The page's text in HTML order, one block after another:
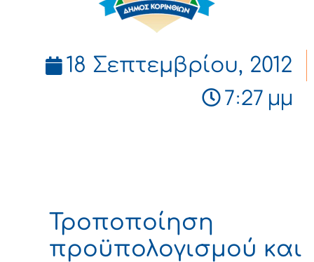
18 Σεπτεμβρίου, 2012
7:27 μμ
Τροποποίηση
προϋπολογισμού και